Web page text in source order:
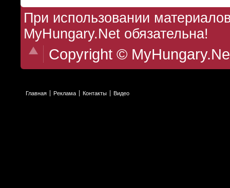
При использовании
MyHungary.Net обязательна!
Copyright ©
Главная Реклама Контакты Видео